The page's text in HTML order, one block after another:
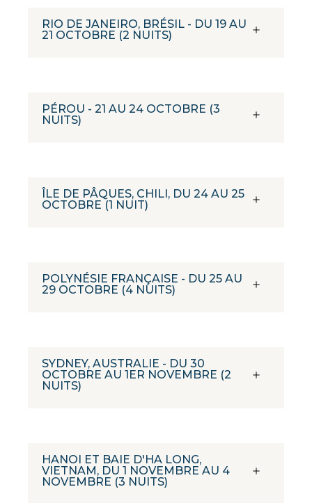
RIO DE JANEIRO, BRÉSIL - DU 19 AU
21 OCTOBRE (2 NUITS)
PÉROU - 21 AU 24 OCTOBRE (3
NUITS)
ÎLE DE PÂQUES, CHILI, DU 24 AU 25
OCTOBRE (1 NUIT)
POLYNÉSIE FRANÇAISE - DU 25 AU
29 OCTOBRE (4 NUITS)
SYDNEY, AUSTRALIE - DU 30
OCTOBRE AU 1ER NOVEMBRE (2
NUITS)
HANOI ET BAIE D'HA LONG,
VIETNAM, DU 1 NOVEMBRE AU 4
NOVEMBRE (3 NUITS)